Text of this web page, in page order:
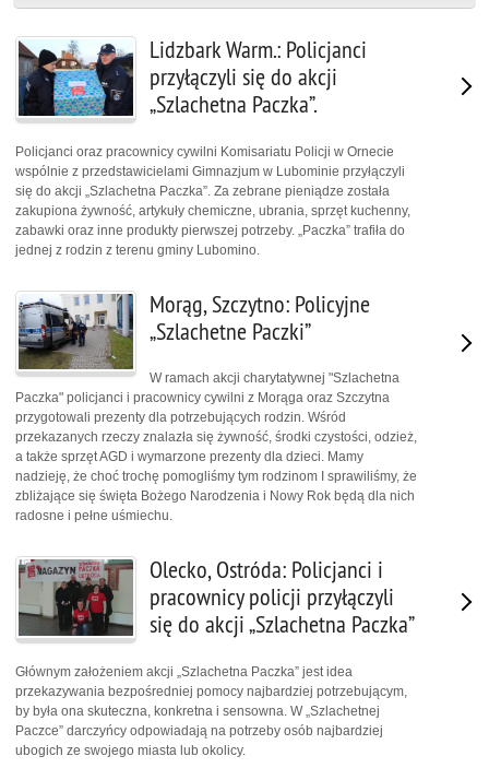
Lidzbark Warm.: Policjanci
przyłączyli się do akcji
„Szlachetna Paczka”.
Policjanci oraz pracownicy cywilni Komisariatu Policji w Ornecie
wspólnie z przedstawicielami Gimnazjum w Lubominie przyłączyli
się do akcji „Szlachetna Paczka”. Za zebrane pieniądze została
zakupiona żywność, artykuły chemiczne, ubrania, sprzęt kuchenny,
zabawki oraz inne produkty pierwszej potrzeby. „Paczka” trafiła do
jednej z rodzin z terenu gminy Lubomino.
Morąg, Szczytno: Policyjne
„Szlachetne Paczki”
W ramach akcji charytatywnej "Szlachetna
Paczka" policjanci i pracownicy cywilni z Morąga oraz Szczytna
przygotowali prezenty dla potrzebujących rodzin. Wśród
przekazanych rzeczy znalazła się żywność, środki czystości, odzież,
a także sprzęt AGD i wymarzone prezenty dla dzieci. Mamy
nadzieję, że choć trochę pomogliśmy tym rodzinom I sprawiliśmy, że
zbliżające się święta Bożego Narodzenia i Nowy Rok będą dla nich
radosne i pełne uśmiechu.
Olecko, Ostróda: Policjanci i
pracownicy policji przyłączyli
się do akcji „Szlachetna Paczka”
Głównym założeniem akcji „Szlachetna Paczka” jest idea
przekazywania bezpośredniej pomocy najbardziej potrzebującym,
by była ona skuteczna, konkretna i sensowna. W „Szlachetnej
Paczce” darczyńcy odpowiadają na potrzeby osób najbardziej
ubogich ze swojego miasta lub okolicy.